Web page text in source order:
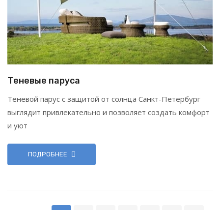
Теневые паруса
Теневой парус с защитой от солнца Санкт-Петербург
выглядит привлекательно и позволяет создать комфорт
и уют
ПОДРОБНЕЕ